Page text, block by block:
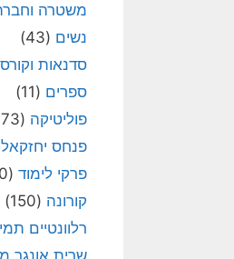
משטרה
נשים (43)
סדנאות
ספרים (11)
פוליטיקה (1,073)
פנחס
פרקי לימוד (90)
קורונה (150)
רלוונטיים